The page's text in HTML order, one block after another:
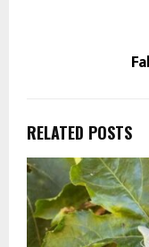
RELATED POSTS